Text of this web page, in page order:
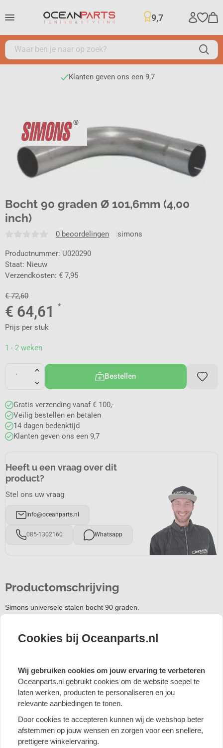
9,7
Klanten geven ons een 9,7
Bocht 90 graden Ø 101,6mm (4,00
inch)
0 beoordelingen simons
Productnummer: U020290
Staat: Nieuw
Verzendkosten: € 7,95
€ 72,60
€ 64,61 *
Prijs per stuk
1 - 2 weken
Bestellen
Gratis verzending vanaf € 100,-
Veilig bestellen en betalen
14 dagen bedenktijd
Klanten geven ons een 9,7
Heeft u een vraag over dit
product?
Stel ons uw vraag
info@oceanparts.nl
085-1302160 Whatsapp
Productomschrijving
Simons universele stalen bocht 90 graden.
Simons staat voor Zweedse kwaliteit tegen een scherpe prijs.
Mocht je vragen hebben neem dan gerust contact met ons op
info@oceanparts.nl
Productspecificatie
Maat
Cookies bij Oceanparts.nl
Wij gebruiken cookies om jouw ervaring te verbeteren
Oceanparts.nl gebruikt cookies om de website soepel te
laten werken, producten te personaliseren en jou
relevante aanbiedingen te tonen.
Door cookies te accepteren kunnen wij de webshop beter
afstemmen op jouw wensen en zorgen voor een snellere,
prettigere winkelervaring.